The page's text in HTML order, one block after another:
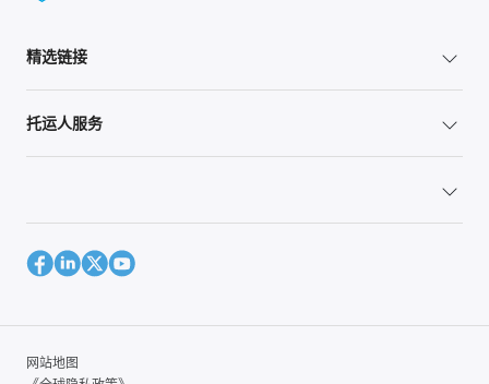
精选链接
托运人服务
网站地图